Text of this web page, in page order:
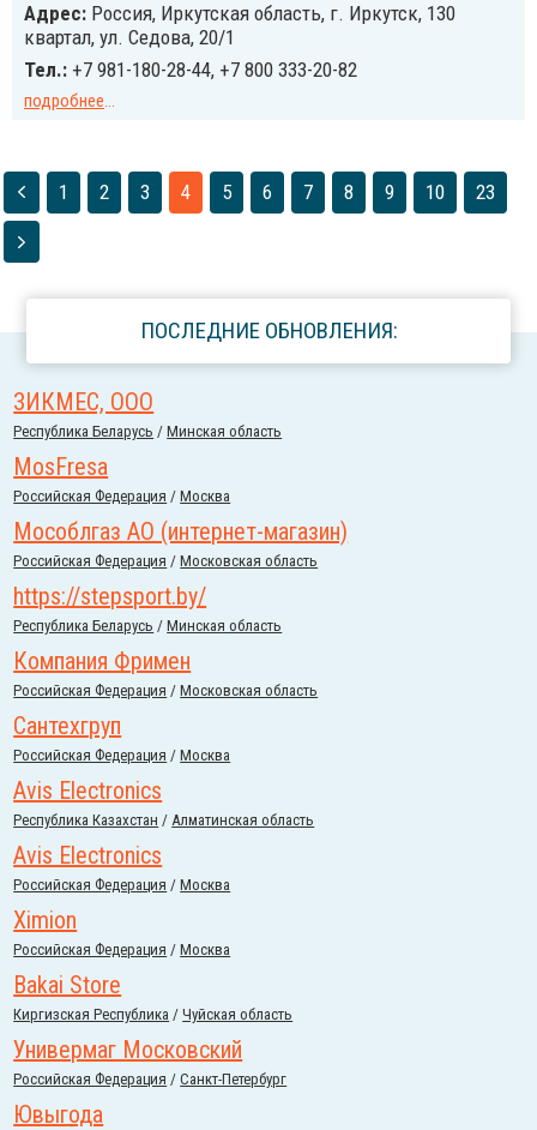
Адрес: Россия, Иркутская область, г. Иркутск, 130
квартал, ул. Седова, 20/1
Тел.: +7 981-180-28-44, +7 800 333-20-82
подробнее...
1 2 3 4 5 6 7 8 9 10 23
ПОСЛЕДНИЕ ОБНОВЛЕНИЯ:
ЗИКМЕС, ООО
Республика Беларусь /Минская область
MosFresa
Российcкая Федерация /Москва
Мособлгаз АО (интернет-магазин)
Российcкая Федерация /Московская область
https://stepsport.by/
Республика Беларусь /Минская область
Компания Фримен
Российcкая Федерация /Московская область
Сантехгруп
Российcкая Федерация /Москва
Avis Electronics
Республика Казахстан /Алматинская область
Avis Electronics
Российcкая Федерация /Москва
Ximion
Российcкая Федерация /Москва
Bakai Store
Киргизская Республика /Чуйская область
Универмаг Московский
Российcкая Федерация /Санкт-Петербург
Ювыгода